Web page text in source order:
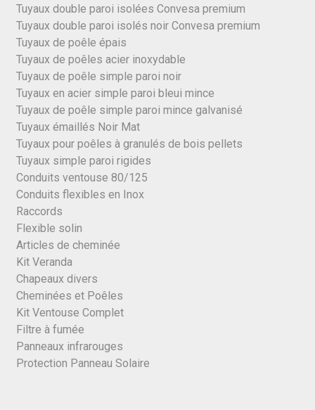
Tuyaux double paroi isolées Convesa premium
Tuyaux double paroi isolés noir Convesa premium
Tuyaux de poêle épais
Tuyaux de poêles acier inoxydable
Tuyaux de poêle simple paroi noir
Tuyaux en acier simple paroi bleui mince
Tuyaux de poêle simple paroi mince galvanisé
Tuyaux émaillés Noir Mat
Tuyaux pour poêles à granulés de bois pellets
Tuyaux simple paroi rigides
Conduits ventouse 80/125
Conduits flexibles en Inox
Raccords
Flexible solin
Articles de cheminée
Kit Veranda
Chapeaux divers
Cheminées et Poêles
Kit Ventouse Complet
Filtre à fumée
Panneaux infrarouges
Protection Panneau Solaire